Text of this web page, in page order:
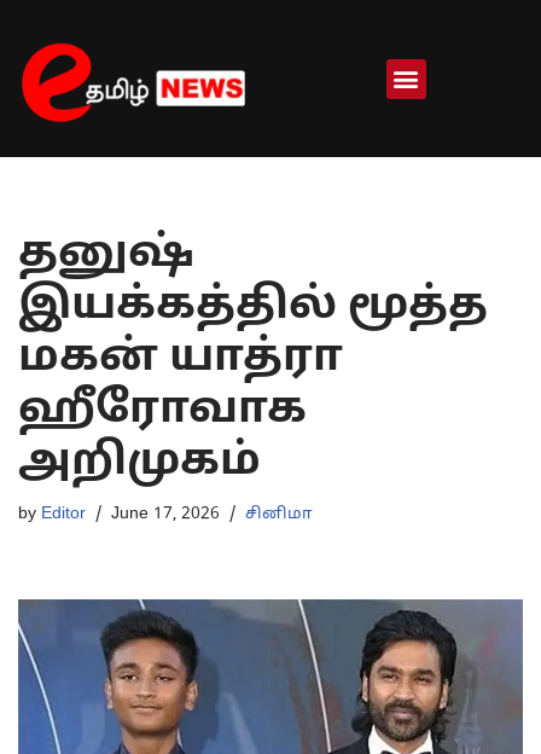
Skip
to
content
தனுஷ்
இயக்கத்தில் மூத்த
மகன் யாத்ரா
ஹீரோவாக
அறிமுகம்
by Editor June 17, 2026 சினிமா